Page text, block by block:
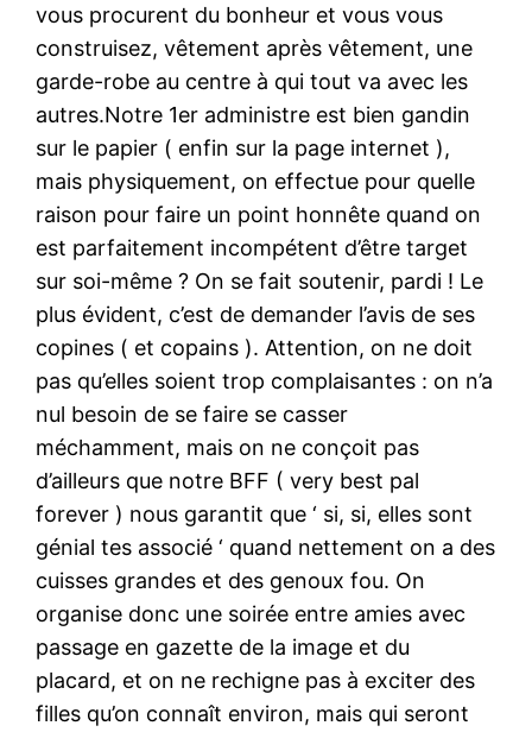
vous procurent du bonheur et vous vous
construisez, vêtement après vêtement, une
garde-robe au centre à qui tout va avec les
autres.Notre 1er administre est bien gandin
sur le papier ( enfin sur la page internet ),
mais physiquement, on effectue pour quelle
raison pour faire un point honnête quand on
est parfaitement incompétent d’être target
sur soi-même ? On se fait soutenir, pardi ! Le
plus évident, c’est de demander l’avis de ses
copines ( et copains ). Attention, on ne doit
pas qu’elles soient trop complaisantes : on n’a
nul besoin de se faire se casser
méchamment, mais on ne conçoit pas
d’ailleurs que notre BFF ( very best pal
forever ) nous garantit que ‘ si, si, elles sont
génial tes associé ‘ quand nettement on a des
cuisses grandes et des genoux fou. On
organise donc une soirée entre amies avec
passage en gazette de la image et du
placard, et on ne rechigne pas à exciter des
filles qu’on connaît environ, mais qui seront